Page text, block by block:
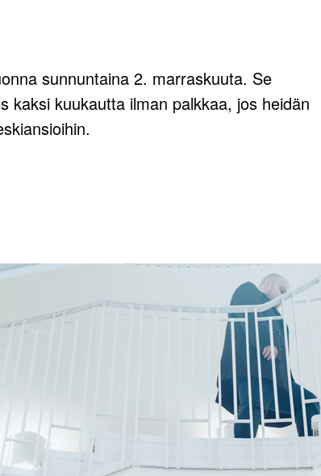
sunnuntaina 2. marraskuuta. Se
kaksi kuukautta ilman palkkaa, jos heidän